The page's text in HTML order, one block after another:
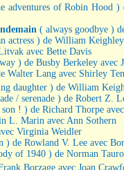
adventures of Robin Hood
( always goodbye )
actress ) de William
avec Bette Davis
) de Busby Berkeley avec
Walter Lang avec Shirley
daughter ) de William
/ serenade ) de Robert Z.
! ) de Richard Thorpe
L. Marin avec Ann Sothern
Virginia Weidler
) de Rowland V. Lee avec
of 1940 ) de Norman
Borzage avec Joan